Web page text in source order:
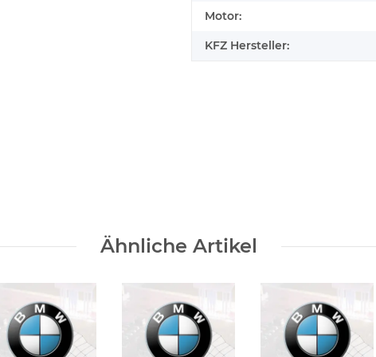
Motor:
KFZ Hersteller:
Ähnliche Artikel